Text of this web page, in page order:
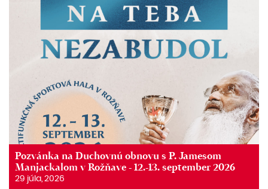
Pozvánka na Duchovnú obnovu s P. Jamesom
Manjackalom v Rožňave - 12.-13. september 2026
29 júla, 2026